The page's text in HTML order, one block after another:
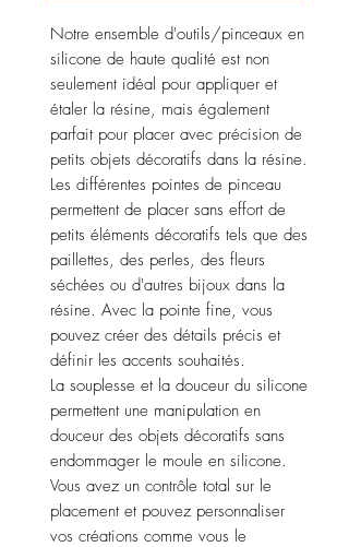
Notre ensemble d'outils/pinceaux en
silicone de haute qualité est non
seulement idéal pour appliquer et
étaler la résine, mais également
parfait pour placer avec précision de
petits objets décoratifs dans la résine.
Les différentes pointes de pinceau
permettent de placer sans effort de
petits éléments décoratifs tels que des
paillettes, des perles, des fleurs
séchées ou d'autres bijoux dans la
résine. Avec la pointe fine, vous
pouvez créer des détails précis et
définir les accents souhaités.
La souplesse et la douceur du silicone
permettent une manipulation en
douceur des objets décoratifs sans
endommager le moule en silicone.
Vous avez un contrôle total sur le
placement et pouvez personnaliser
vos créations comme vous le